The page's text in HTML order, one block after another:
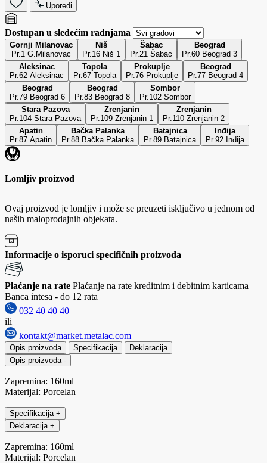
Uporedi
Dostupan u sledećim radnjama
Gornji Milanovac
Pr.1 G.Milanovac
Niš
Pr.16 Niš 1
Šabac
Pr.21 Šabac
Beograd
Pr.60 Beograd 3
Aleksinac
Pr.62 Aleksinac
Topola
Pr.67 Topola
Prokuplje
Pr.76 Prokuplje
Beograd
Pr.77 Beograd 4
Beograd
Pr.79 Beograd 6
Beograd
Pr.83 Beograd 8
Sombor
Pr.102 Sombor
Stara Pazova
Pr.104 Stara Pazova
Zrenjanin
Pr.109 Zrenjanin 1
Zrenjanin
Pr.110 Zrenjanin 2
Apatin
Pr.87 Apatin
Bačka Palanka
Pr.88 Bačka Palanka
Batajnica
Pr.89 Batajnica
Inđija
Pr.92 Inđija
Lomljiv proizvod
Ovaj proizvod je lomljiv i može se preuzeti isključivo u jednom od
naših maloprodajnih objekata.
Informacije o isporuci specifičnih proizvoda
Plaćanje na rate Plaćanje na rate kreditnim i debitnim karticama
Banca intesa - do 12 rata
032 40 40 40
ili
kontakt@market.metalac.com
Opis proizvoda Specifikacija
Deklaracija
Opis proizvoda -
Zapremina: 160ml
Materijal: Porcelan
Specifikacija +
Deklaracija +
Zapremina: 160ml
Materijal: Porcelan